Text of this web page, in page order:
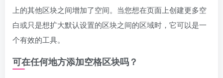
上的其他区块之间增加了空间。当您想在页面上创建更多空
白或只是想扩大默认设置的区块之间的区域时，它可以是一
个有效的工具。
可在任何地方添加空格区块吗？